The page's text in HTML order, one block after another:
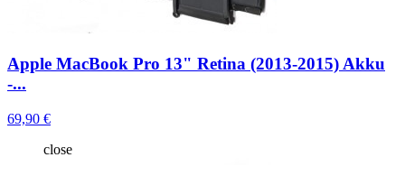
Apple MacBook Pro 13" Retina (2013-2015) Akku
-...
69,90 €
close